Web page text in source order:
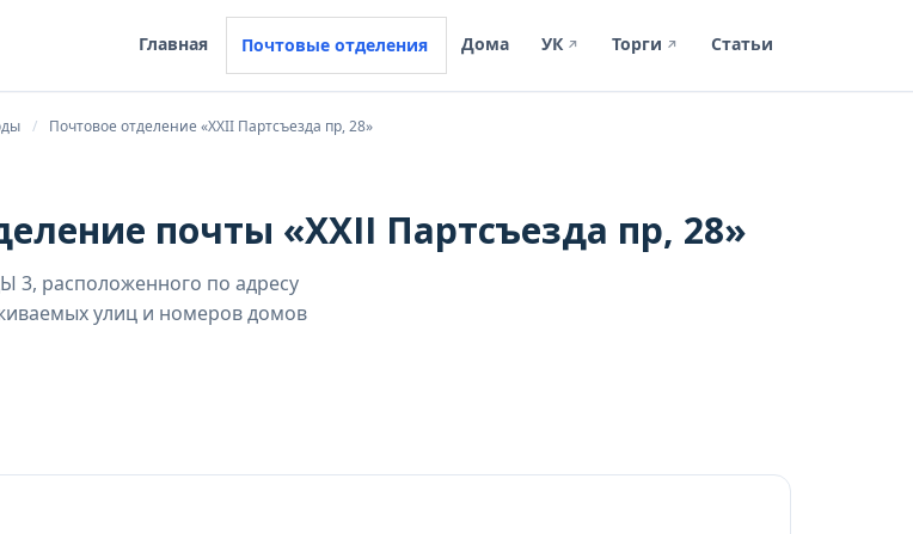
Главная Почтовые отделения Дома УК ↗ Торги ↗ Статьи
Почтовое отделение «XXII Партсъезда пр, 28»
почты «XXII Партсъезда пр, 28»
расположенного по адресу
улиц и номеров домов